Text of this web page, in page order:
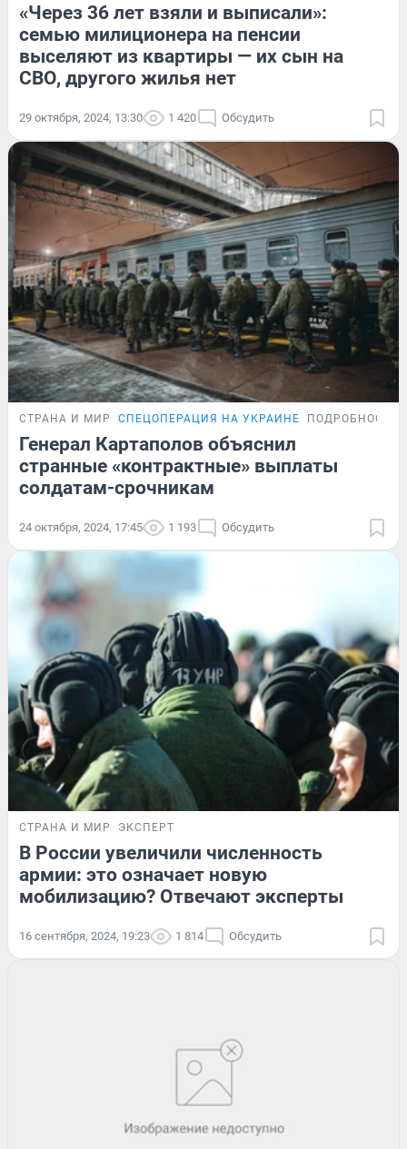
«Через 36 лет взяли и выписали»:
семью милиционера на пенсии
выселяют из квартиры — их сын на
СВО, другого жилья нет
29 октября, 2024, 13:30 1 420 Обсудить
СТРАНА И МИР СПЕЦОПЕРАЦИЯ НА УКРАИНЕ ПОДРОБНОСТИ
Генерал Картаполов объяснил
странные «контрактные» выплаты
солдатам-срочникам
24 октября, 2024, 17:45 1 193 Обсудить
СТРАНА И МИР ЭКСПЕРТ
В России увеличили численность
армии: это означает новую
мобилизацию? Отвечают эксперты
16 сентября, 2024, 19:23 1 814 Обсудить